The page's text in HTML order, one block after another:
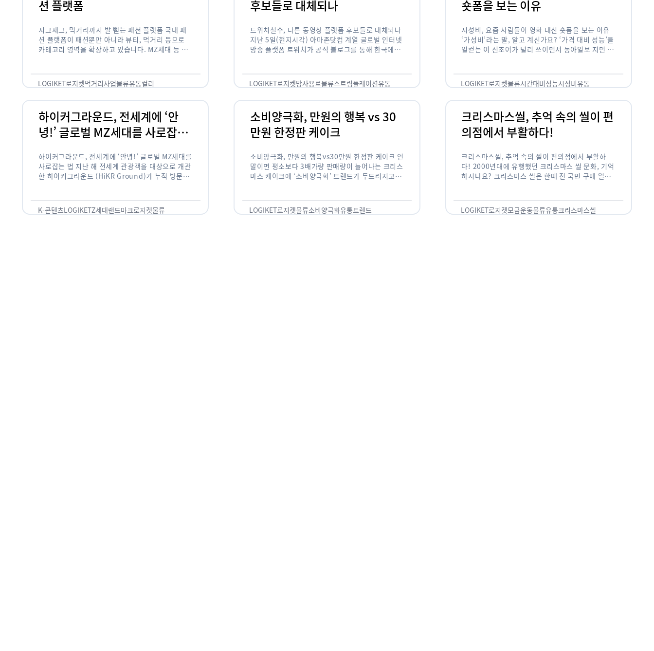
션 플랫폼
지그재그, 먹거리까지 발 뻗는 패션 플랫폼 국내 패
션 플랫폼이 패션뿐만 아니라 뷰티, 먹거리 등으로
카테고리 영역을 확장하고 있습니다. MZ세대 등 주
LOGIKET로지켓먹거리사업물류유통컬리
후보들로 대체되나
트위치철수, 다른 동영상 플랫폼 후보들로 대체되나
지난 5일(현지시각) 아마존닷컴 계열 글로벌 인터넷
방송 플랫폼 트위치가 공식 블로그를 통해 한국에서
LOGIKET로지켓망사용료물류스트림플레이션유통
숏폼을 보는 이유
시성비, 요즘 사람들이 영화 대신 숏폼을 보는 이유
‘가성비’라는 말, 알고 계신가요? ‘가격 대비 성능’을
일컫는 이 신조어가 널리 쓰이면서 동아일보 지면 기
LOGIKET로지켓물류시간대비성능시성비유통
하이커그라운드, 전세계에 ‘안
녕!’ 글로벌 MZ세대를 사로잡는
하이커그라운드, 전세계에 ‘안녕!’ 글로벌 MZ세대를
사로잡는 법 지난 해 전세계 관광객을 대상으로 개관
한 하이커그라운드 (HiKR Ground)가 누적 방문객
방문객이 100만명을 …
K-콘텐츠LOGIKETZ세대랜드마크로지켓물류
소비양극화, 만원의 행복 vs 30
만원 한정판 케이크
소비양극화, 만원의 행복vs30만원 한정판 케이크 연
말이면 평소보다 3배가량 판매량이 늘어나는 크리스
마스 케이크에 ‘소비양극화’ 트렌드가 두드러지고 있
배가 비싼 …
LOGIKET로지켓물류소비양극화유통트렌드
크리스마스씰, 추억 속의 씰이 편
의점에서 부활하다!
크리스마스씰, 추억 속의 씰이 편의점에서 부활하
다! 2000년대에 유행했던 크리스마스 씰 문화, 기억
하시나요? 크리스마스 씰은 한때 전 국민 구매 열풍
LOGIKET로지켓모금운동물류유통크리스마스씰